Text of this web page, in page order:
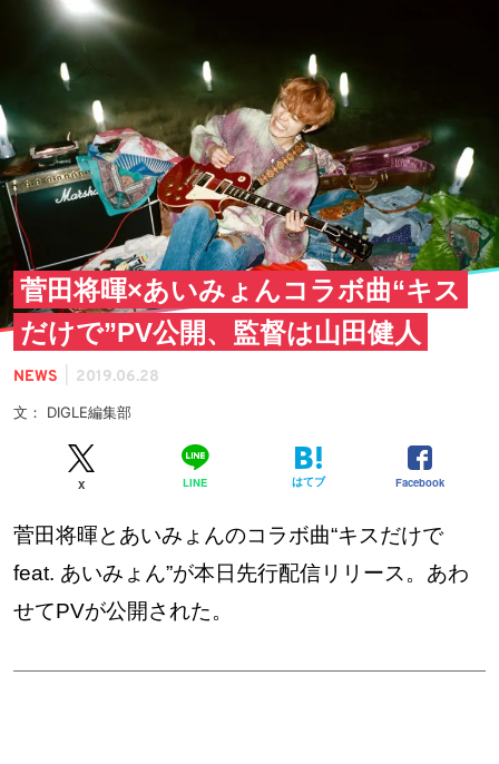
菅田将暉×あいみょんコラボ曲“キス
だけで”PV公開、監督は山田健人
NEWS 2019.06.28
文： DIGLE編集部
X LINE はてブ Facebook
菅田将暉とあいみょんのコラボ曲“キスだけで
feat. あいみょん”が本日先行配信リリース。あわ
せてPVが公開された。